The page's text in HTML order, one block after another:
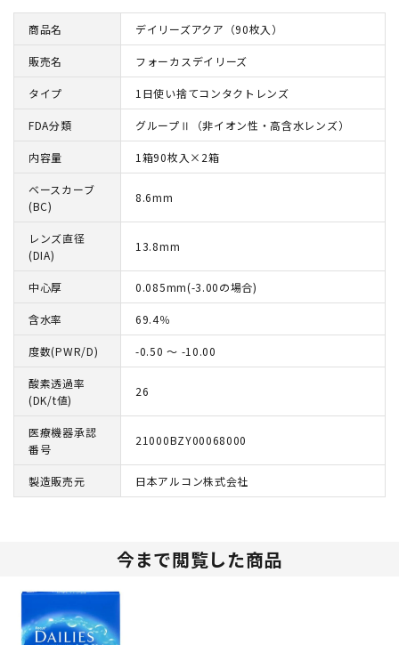
商品名 デイリーズアクア（90枚入）
販売名 フォーカスデイリーズ
タイプ 1日使い捨てコンタクトレンズ
FDA分類 グループⅡ（非イオン性・高含水レンズ）
内容量 1箱90枚入×2箱
ベースカーブ
(BC)
8.6mm
レンズ直径
(DIA)
13.8mm
中心厚 0.085mm(-3.00の場合)
含水率 69.4％
度数(PWR/D) -0.50 ～ -10.00
酸素透過率
(DK/t値)
26
医療機器承認
番号
21000BZY00068000
製造販売元 日本アルコン株式会社
今まで閲覧した商品